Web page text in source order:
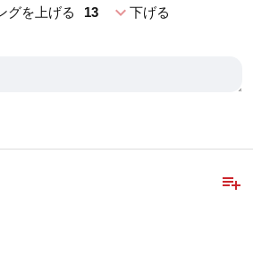
グを上げる 13 expand_more下げる
playlist_add